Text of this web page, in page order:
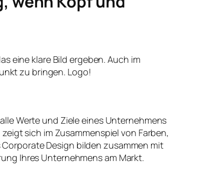
eine klare Bild ergeben. Auch im
zu bringen. Logo!
Werte und Ziele eines Unternehmens
sich im Zusammenspiel von Farben,
Design bilden zusammen mit
Ihres Unternehmens am Markt.